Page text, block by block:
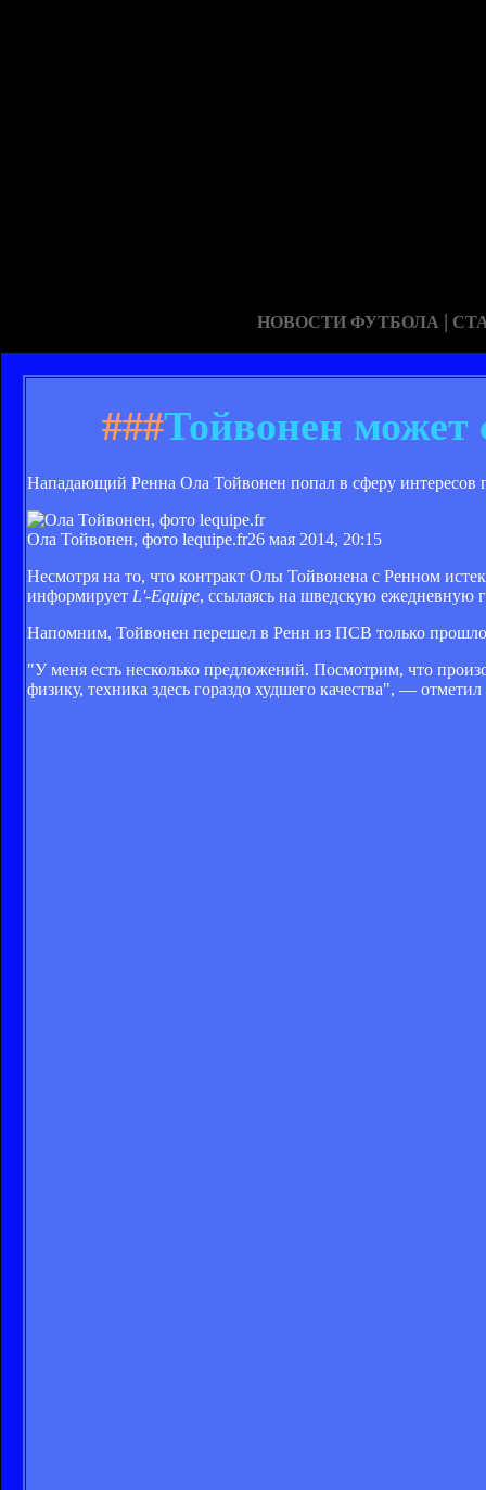
НОВОСТИ ФУТБОЛА |
###Тойвонен может
Нападающий Ренна Ола Тойвонен попал в сферу интересов
Ола Тойвонен, фото lequipe.fr26 мая 2014, 20:15
Несмотря на то, что контракт Олы Тойвонена с Ренном
информирует L'-Equipe, ссылаясь на шведскую ежедневную
Напомним, Тойвонен перешел в Ренн из ПСВ только
"У меня есть несколько предложений. Посмотрим, что
физику, техника здесь гораздо худшего качества", —